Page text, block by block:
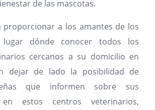
de las mascotas.
proporcionar a los amantes de los
dónde conocer todos los
cercanos a su domicilio en
dejar de lado la posibilidad de
que informen sobre sus
en estos centros veterinarios,